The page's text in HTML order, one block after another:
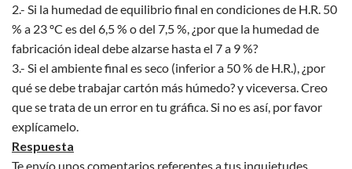
2.- Si la humedad de equilibrio final en condiciones de H.R. 50
% a 23 ºC es del 6,5 % o del 7,5 %, ¿por que la humedad de
fabricación ideal debe alzarse hasta el 7 a 9 %?
3.- Si el ambiente final es seco (inferior a 50 % de H.R.), ¿por
qué se debe trabajar cartón más húmedo? y viceversa. Creo
que se trata de un error en tu gráfica. Si no es así, por favor
explícamelo.
Respuesta
Te envío unos comentarios referentes a tus inquietudes.